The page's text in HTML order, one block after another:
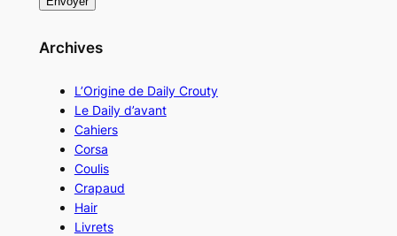
Archives
L’Origine de Daily Crouty
Le Daily d’avant
Cahiers
Corsa
Coulis
Crapaud
Hair
Livrets